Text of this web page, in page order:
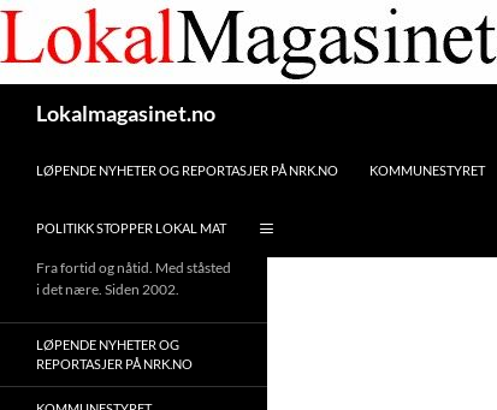
Gå
innhaldet
Lokalmagasinet.no
LØPENDE NYHETER OG REPORTASJER PÅ NRK.NO KOMMUNESTYRET
POLITIKK STOPPER LOKAL MAT
Fra fortid og nåtid. Med ståsted
i det nære. Siden 2002.
LØPENDE NYHETER OG
REPORTASJER PÅ NRK.NO